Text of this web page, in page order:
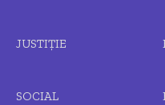
JUSTIȚIE
SOCIAL